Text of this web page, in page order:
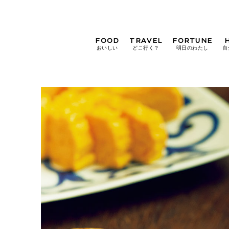
FOOD
おいしい
TRAVEL
どこ行く？
FORTUNE
明日のわたし
[12星座別] Monthly
Holoscope
女神まり愛の
タロットメッセージ
[算命学] 星読みハナコの月巡り
自
#手土産 #シュークリーム #パン